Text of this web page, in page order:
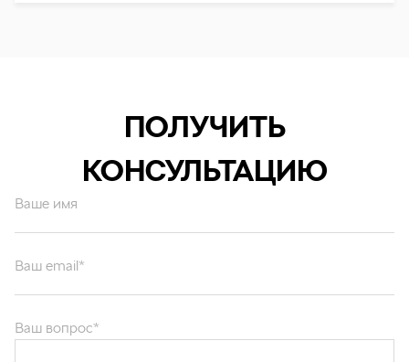
ПОЛУЧИТЬ
КОНСУЛЬТАЦИЮ
Ваше имя
персональных данных